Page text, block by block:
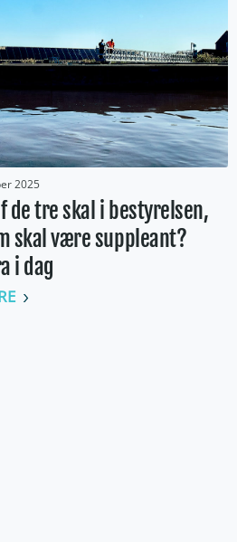
2025
de tre skal i bestyrelsen,
skal være suppleant?
i dag